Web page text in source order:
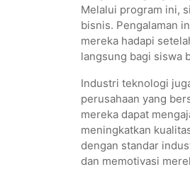
Melalui program ini,
bisnis. Pengalaman
mereka hadapi
langsung bagi siswa
Industri teknologi
perusahaan yang
mereka dapat
meningkatkan
dengan standar
dan memotivasi